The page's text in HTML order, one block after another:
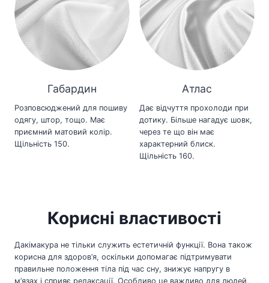
Габардин
Розповсюджений для пошиву
одягу, штор, тощо. Має
приємний матовий колір.
Щільність 150.
Атлас
Дає відчуття прохолоди при
дотику. Більше нагадує шовк,
через те що він має
характерний блиск.
Щільність 160.
Корисні властивості
Дакімакура не тільки служить естетичній функції. Вона також
корисна для здоров’я, оскільки допомагає підтримувати
правильне положення тіла під час сну, знижує напругу в
м’язах і сприяє релаксації. Особливо це важливо для людей,